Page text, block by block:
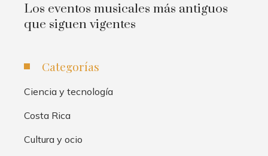
Los eventos musicales más antiguos
que siguen vigentes
Categorías
Ciencia y tecnología
Costa Rica
Cultura y ocio